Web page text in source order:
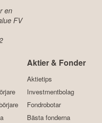
en
FV
Aktier & Fonder
Aktietips
Investmentbolag
Fondrobotar
Bästa fonderna